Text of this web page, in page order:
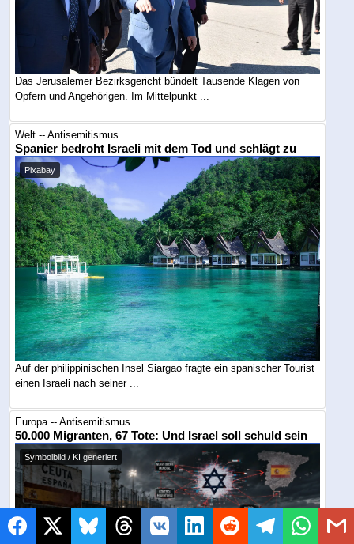
Das Jerusalemer Bezirksgericht bündelt Tausende Klagen von
Opfern und Angehörigen. Im Mittelpunkt ...
Welt -- Antisemitismus
Spanier bedroht Israeli mit dem Tod und schlägt zu
Pixabay
Auf der philippinischen Insel Siargao fragte ein spanischer Tourist
einen Israeli nach seiner ...
Europa -- Antisemitismus
50.000 Migranten, 67 Tote: Und Israel soll schuld sein
Symbolbild / KI generiert